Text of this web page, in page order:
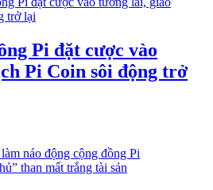
Pi đặt cược vào
Pi Coin sôi động trở